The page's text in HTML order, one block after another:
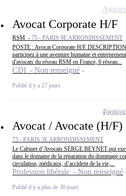
Avocat Corporate H/F
RSM - 75 - PARIS 9E ARRONDISSEMENT
POSTE : Avocat Corporate H/F
participez à une aventure humaine et
d'avocats du réseau RSM en France, 6 réseau...
CDI - Non renseigné
Publié il y a 27 jours
Avocat / Avocate (H/F)
75 - PARIS 3E ARRONDISSEMENT
Le Cabinet d’Avocats SERGE BEYNET qui
dans le domaine de la réparation du dommage
circulation, médicaux, d’accident de la vie,...
Profession libérale - Non renseigné
Publié il y a plus de 30 jours